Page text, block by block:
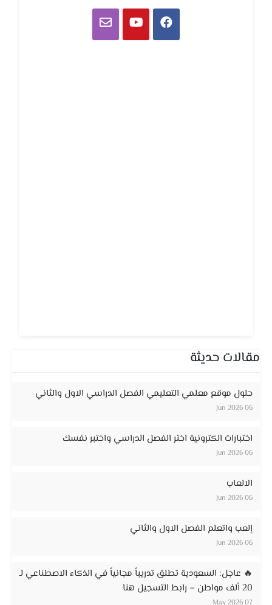
مقالات حديثة
حلول موقع معلمي التعليمي الفصل الدراسي الاول والثاني
06 Jun 2026
اختبارات الكترونية اختر الفصل الدراسي واختبر نفسك
06 Jun 2026
الالعاب
06 Jun 2026
إلعب واتعلم الفصل الاول والثاني
06 Jun 2026
🔥 عاجل: السعودية تطلق تدريباً مجانياً في الذكاء الاصطناعي لـ
20 ألف مواطن – رابط التسجيل هنا